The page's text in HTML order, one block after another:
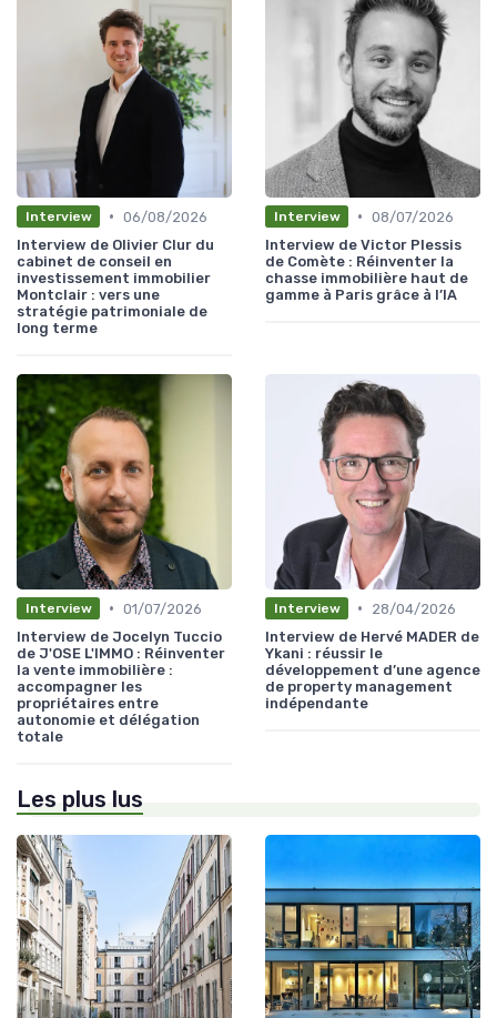
Interview • 06/08/2026
Interview de Olivier Clur du
cabinet de conseil en
investissement immobilier
Montclair : vers une
stratégie patrimoniale de
long terme
Interview • 08/07/2026
Interview de Victor Plessis
de Comète : Réinventer la
chasse immobilière haut de
gamme à Paris grâce à l’IA
Interview • 01/07/2026
Interview de Jocelyn Tuccio
de J'OSE L'IMMO : Réinventer
la vente immobilière :
accompagner les
propriétaires entre
autonomie et délégation
totale
Interview •
28/04/2026
Interview de Hervé MADER de
Ykani : réussir le
développement d’une agence
de property management
indépendante
Les plus lus